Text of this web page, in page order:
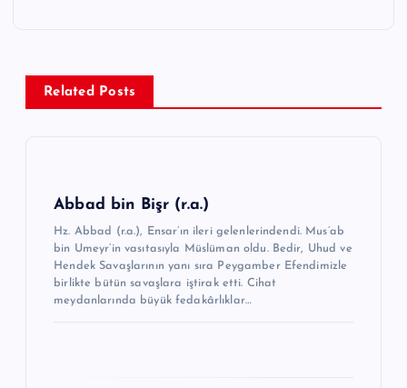
Related Posts
Abbad bin Bişr (r.a.)
Hz. Abbad (r.a.), Ensar’ın ileri gelenlerindendi. Mus’ab
bin Umeyr’in vasıtasıyla Müslüman oldu. Bedir, Uhud ve
Hendek Savaşlarının yanı sıra Peygamber Efendimizle
birlikte bütün savaşlara iştirak etti. Cihat
meydanlarında büyük fedakârlıklar…